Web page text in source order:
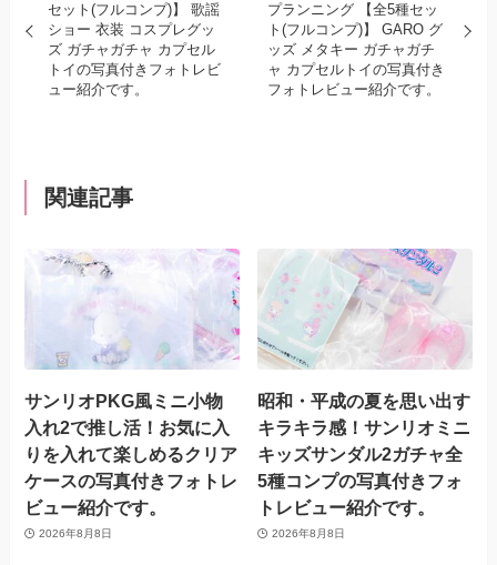
セット(フルコンプ)】 歌謡
ショー 衣装 コスプレグッ
ズ ガチャガチャ カプセル
トイの写真付きフォトレビ
ュー紹介です。
プランニング 【全5種セッ
ト(フルコンプ)】 GARO グ
ッズ メタキー ガチャガチ
ャ カプセルトイの写真付き
フォトレビュー紹介です。
関連記事
サンリオPKG風ミニ小物
入れ2で推し活！お気に入
りを入れて楽しめるクリア
ケースの写真付きフォトレ
ビュー紹介です。
2026年8月8日
昭和・平成の夏を思い出す
キラキラ感！サンリオミニ
キッズサンダル2ガチャ全
5種コンプの写真付きフォ
トレビュー紹介です。
2026年8月8日